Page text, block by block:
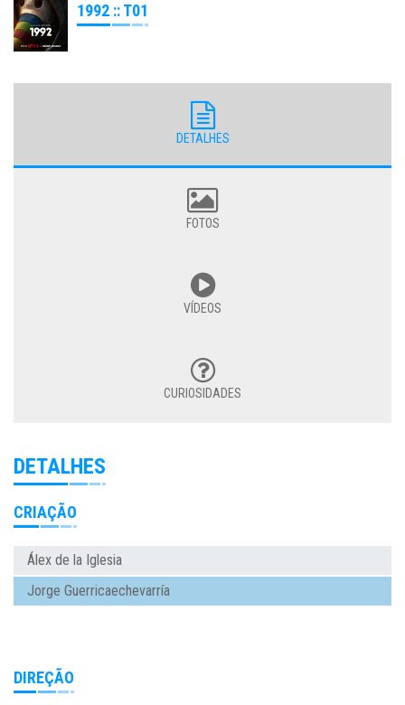
1992 :: T01
DETALHES
FOTOS
VÍDEOS
CURIOSIDADES
DETALHES
CRIAÇÃO
Álex de la Iglesia
Jorge Guerricaechevarría
DIREÇÃO